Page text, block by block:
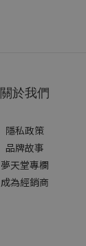
關於我們
隱私政策
品牌故事
夢天堂專欄
成為經銷商